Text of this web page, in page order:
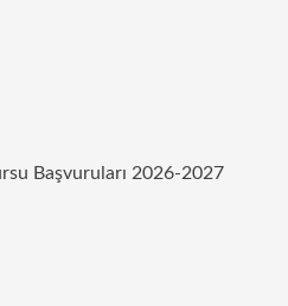
Başvuruları 2026-2027